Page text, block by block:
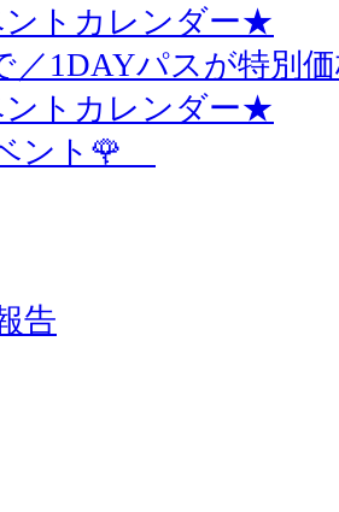
トカレンダー★
／1DAYパスが特別
トカレンダー★
ント🌹
告